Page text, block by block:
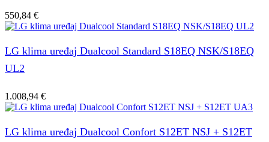
550,84 €
LG klima uređaj Dualcool Standard S18EQ NSK/S18EQ
UL2
1.008,94 €
LG klima uređaj Dualcool Confort S12ET NSJ + S12ET